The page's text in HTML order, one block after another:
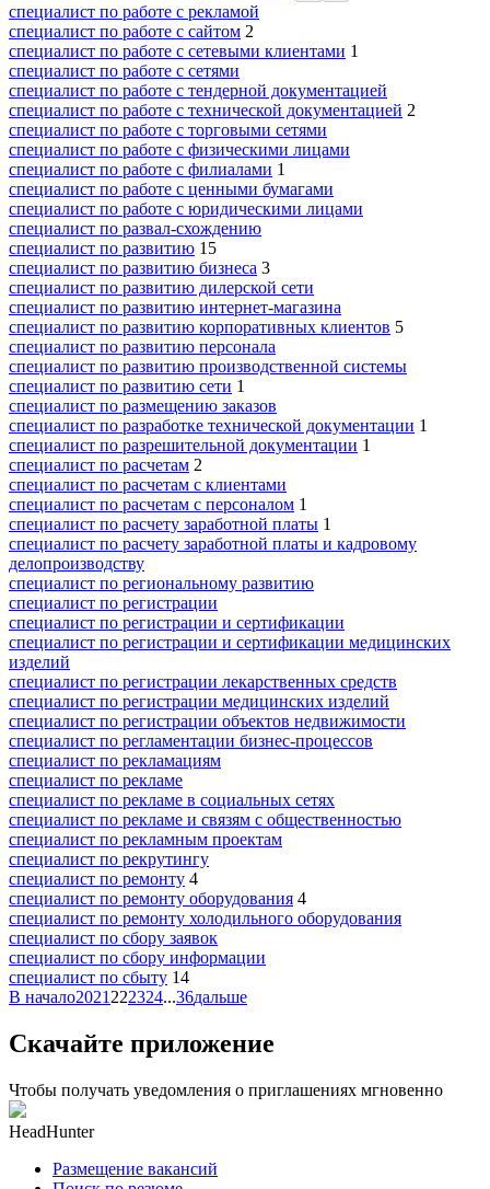
специалист по работе с рекламой
специалист по работе с сайтом 2
специалист по работе с сетевыми клиентами 1
специалист по работе с сетями
специалист по работе с тендерной документацией
специалист по работе с технической документацией 2
специалист по работе с торговыми сетями
специалист по работе с физическими лицами
специалист по работе с филиалами 1
специалист по работе с ценными бумагами
специалист по работе с юридическими лицами
специалист по развал-схождению
специалист по развитию 15
специалист по развитию бизнеса 3
специалист по развитию дилерской сети
специалист по развитию интернет-магазина
специалист по развитию корпоративных клиентов 5
специалист по развитию персонала
специалист по развитию производственной системы
специалист по развитию сети 1
специалист по размещению заказов
специалист по разработке технической документации 1
специалист по разрешительной документации 1
специалист по расчетам 2
специалист по расчетам с клиентами
специалист по расчетам с персоналом 1
специалист по расчету заработной платы 1
специалист по расчету заработной платы и кадровому
делопроизводству
специалист по региональному развитию
специалист по регистрации
специалист по регистрации и сертификации
специалист по регистрации и сертификации медицинских
изделий
специалист по регистрации лекарственных средств
специалист по регистрации медицинских изделий
специалист по регистрации объектов недвижимости
специалист по регламентации бизнес-процессов
специалист по рекламациям
специалист по рекламе
специалист по рекламе в социальных сетях
специалист по рекламе и связям с общественностью
специалист по рекламным проектам
специалист по рекрутингу
специалист по ремонту 4
специалист по ремонту оборудования 4
специалист по ремонту холодильного оборудования
специалист по сбору заявок
специалист по сбору информации
специалист по сбыту 14
В начало2021 222324...36дальше
Скачайте приложение
Чтобы получать уведомления о приглашениях мгновенно
HeadHunter
Размещение вакансий